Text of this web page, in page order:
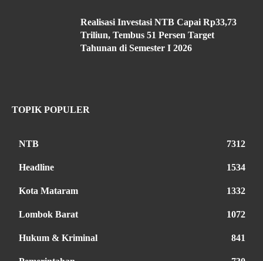
Realisasi Investasi NTB Capai Rp33,73
Triliun, Tembus 51 Persen Target
Tahunan di Semester I 2026
TOPIK POPULER
NTB 7312
Headline 1534
Kota Mataram 1332
Lombok Barat 1072
Hukum & Kriminal 841